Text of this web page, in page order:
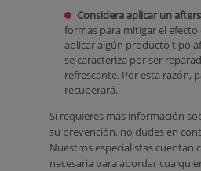
Considera aplicar un
formas para mitigar el efecto
aplicar algún producto tipo
se caracteriza por ser
refrescante. Por esta razón,
recuperará.
Si requieres más información
su prevención, no dudes en
Nuestros especialistas cuentan
necesaria para abordar